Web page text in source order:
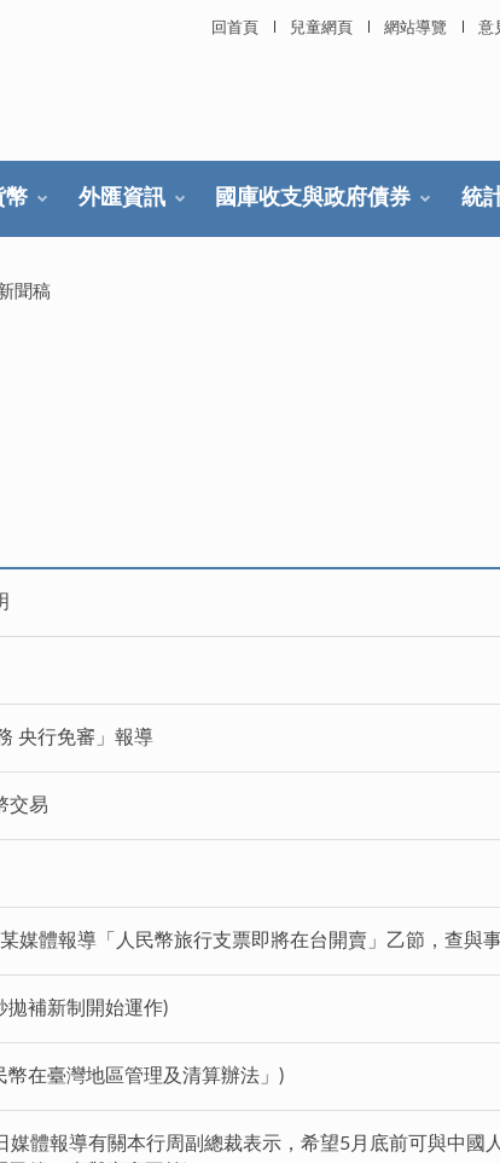
回首頁 兒童網頁 網站導覽 意
幣 外匯資訊 國庫收支與政府債券 統
聞稿
央行免審」報導
交易
媒體報導「人民幣旅行支票即將在台開賣」乙節，查與
拋補新制開始運作)
幣在臺灣地區管理及清算辦法」)
媒體報導有關本行周副總裁表示，希望5月底前可與中國